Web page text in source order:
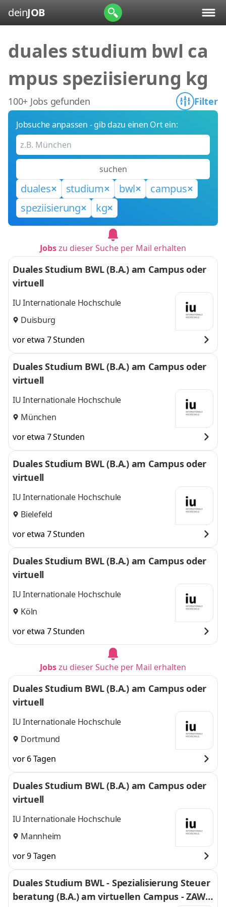
deinJOB
duales studium bwl ca
mpus speziisierung kg
100+ Jobs gefunden Filter
Jobsuche anpassen - gib dazu einen Ort ein:
suchen
duales studium bwl
campus
speziisierung
kg
Jobszu dieser Suche per Mail erhalten
Duales Studium BWL (B.A.) am Campus oder
virtuell
IU Internationale Hochschule
Duisburg
vor etwa 7 Stunden
Duales Studium BWL (B.A.) am Campus oder
virtuell
IU Internationale Hochschule
München
vor etwa 7 Stunden
Duales Studium BWL (B.A.) am Campus oder
virtuell
IU Internationale Hochschule
Bielefeld
vor etwa 7 Stunden
Duales Studium BWL (B.A.) am Campus oder
virtuell
IU Internationale Hochschule
Köln
vor etwa 7 Stunden
Jobszu dieser Suche per Mail erhalten
Duales Studium BWL (B.A.) am Campus oder
virtuell
IU Internationale Hochschule
Dortmund
vor 6 Tagen
Duales Studium BWL (B.A.) am Campus oder
virtuell
IU Internationale Hochschule
Mannheim
vor 9 Tagen
Duales Studium BWL - Spezialisierung Steuer
beratung (B.A.) am virtuellen Campus - ZAWI-